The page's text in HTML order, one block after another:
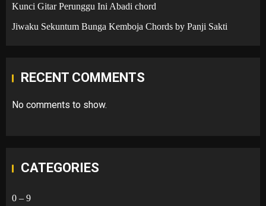
Kunci Gitar Perunggu Ini Abadi chord
Jiwaku Sekuntum Bunga Kemboja Chords by Panji Sakti
RECENT COMMENTS
No comments to show.
CATEGORIES
0 – 9